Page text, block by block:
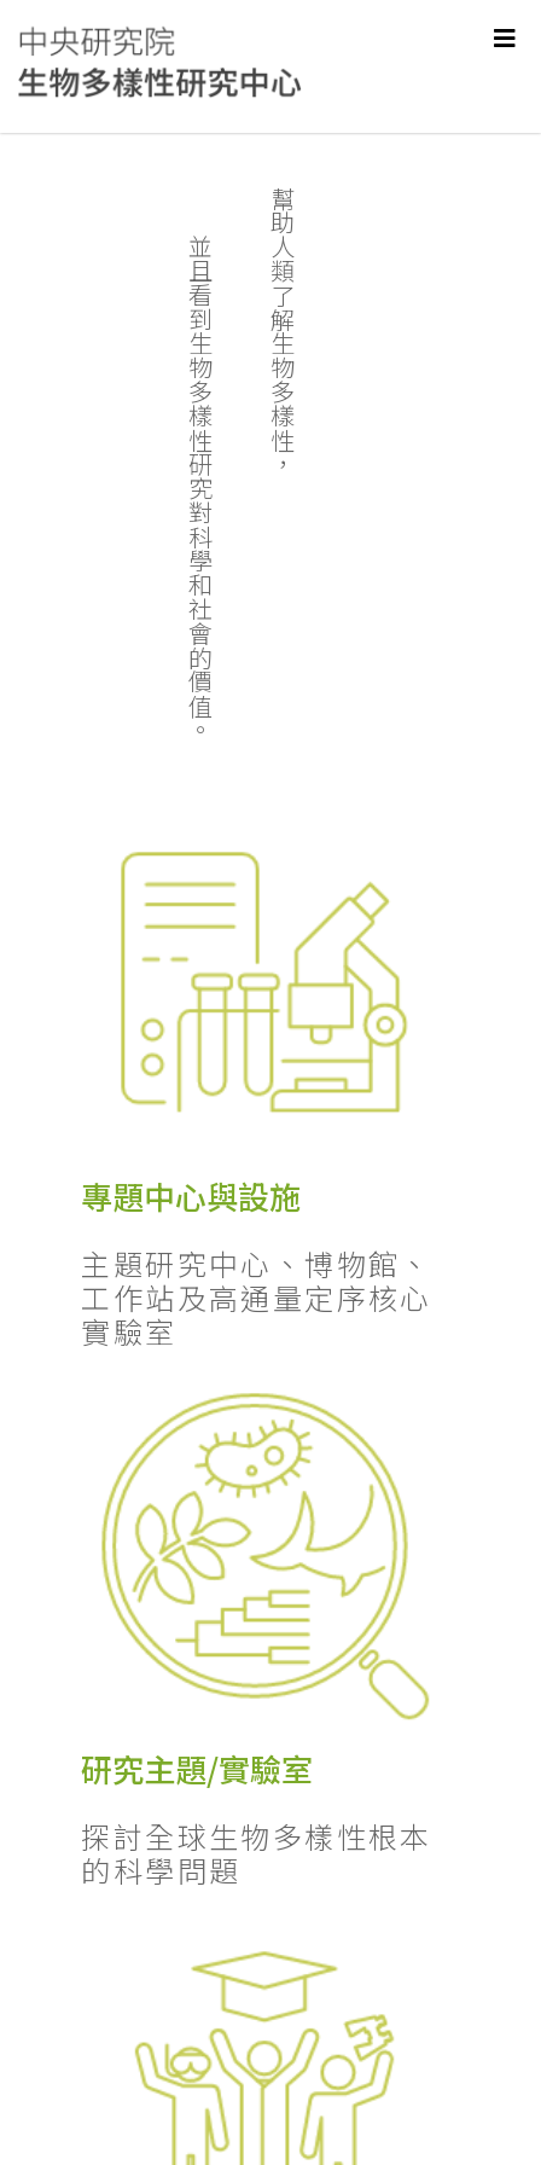
幫助人類了解生物多樣性，
並且看到生物多樣性研究對科學和社會的價值。
專題中心與設施
主題研究中心、博物館、
工作站及高通量定序核心
實驗室
研究主題/實驗室
探討全球生物多樣性根本
的科學問題